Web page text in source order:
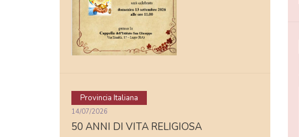
Provincia Italiana
14/07/2026
50 ANNI DI VITA RELIGIOSA